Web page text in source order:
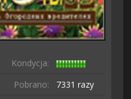
Kondycja:
Pobrano:
7331 razy